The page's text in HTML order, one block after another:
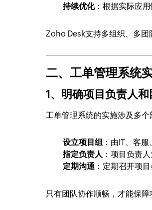
持续优化：根据实际应
Zoho Desk支持多组织、多团
二、工单管理系统
1、明确项目负责人
工单管理系统的实施涉及多
设立项目组 ：由IT、客
指定负责人 ：项目负责
定期沟通 ：定期召开项
只有团队协作顺畅，才能保障